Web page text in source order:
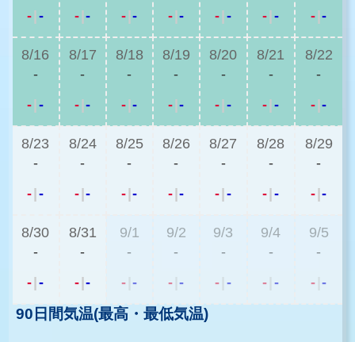
- - - - - - - - - - - - - -
8/16
-
- -
8/17
-
- -
8/18
-
- -
8/19
-
- -
8/20
-
- -
8/21
-
- -
8/22
-
- -
8/23
-
- -
8/24
-
- -
8/25
-
- -
8/26
-
- -
8/27
-
- -
8/28
-
- -
8/29
-
- -
8/30
-
- -
8/31
-
- -
9/1
-
- -
9/2
-
- -
9/3
-
- -
9/4
-
- -
9/5
-
- -
90日間気温(最高・最低気温)